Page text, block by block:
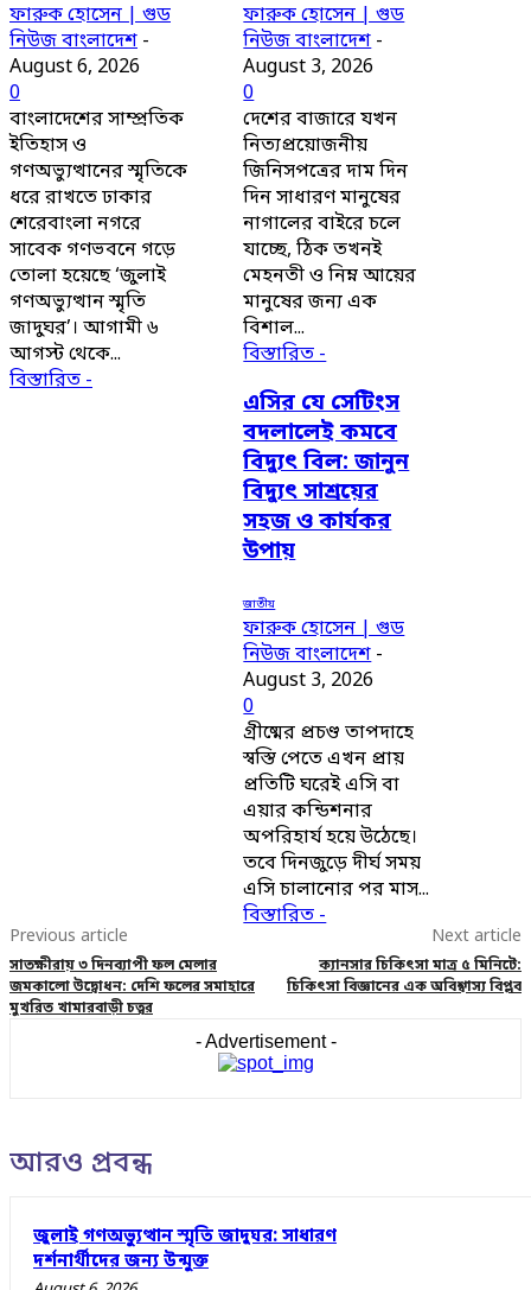
ফারুক হোসেন | গুড
নিউজ বাংলাদেশ -
August 6, 2026
0
বাংলাদেশের সাম্প্রতিক
ইতিহাস ও
গণঅভ্যুত্থানের স্মৃতিকে
ধরে রাখতে ঢাকার
শেরেবাংলা নগরে
সাবেক গণভবনে গড়ে
তোলা হয়েছে ‘জুলাই
গণঅভ্যুত্থান স্মৃতি
জাদুঘর’। আগামী ৬
আগস্ট থেকে...
বিস্তারিত -
ফারুক হোসেন | গুড
নিউজ বাংলাদেশ -
August 3, 2026
0
দেশের বাজারে যখন
নিত্যপ্রয়োজনীয়
জিনিসপত্রের দাম দিন
দিন সাধারণ মানুষের
নাগালের বাইরে চলে
যাচ্ছে, ঠিক তখনই
মেহনতী ও নিম্ন আয়ের
মানুষের জন্য এক
বিশাল...
বিস্তারিত -
এসির যে সেটিংস
বদলালেই কমবে
বিদ্যুৎ বিল: জানুন
বিদ্যুৎ সাশ্রয়ের
সহজ ও কার্যকর
উপায়
জাতীয়
ফারুক হোসেন | গুড
নিউজ বাংলাদেশ -
August 3, 2026
0
গ্রীষ্মের প্রচণ্ড তাপদাহে
স্বস্তি পেতে এখন প্রায়
প্রতিটি ঘরেই এসি বা
এয়ার কন্ডিশনার
অপরিহার্য হয়ে উঠেছে।
তবে দিনজুড়ে দীর্ঘ সময়
এসি চালানোর পর মাস...
বিস্তারিত -
Previous article
সাতক্ষীরায় ৩ দিনব্যাপী ফল মেলার
জমকালো উদ্বোধন: দেশি ফলের সমাহারে
মুখরিত খামারবাড়ী চত্বর
Next article
ক্যানসার চিকিৎসা মাত্র ৫ মিনিটে:
চিকিৎসা বিজ্ঞানের এক অবিশ্বাস্য বিপ্লব
- Advertisement -
আরও প্রবন্ধ
জুলাই গণঅভ্যুত্থান স্মৃতি জাদুঘর: সাধারণ
দর্শনার্থীদের জন্য উন্মুক্ত